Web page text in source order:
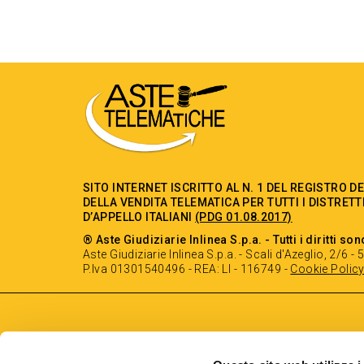
SITO INTERNET ISCRITTO AL N. 1 DEL REGISTRO
DELLA VENDITA TELEMATICA PER TUTTI I
D’APPELLO ITALIANI (PDG 01.08.2017)
® Aste Giudiziarie Inlinea S.p.a. - Tutti i diritti
Aste Giudiziarie Inlinea S.p.a. - Scali d'Azeglio, 2/6 -
P.Iva 01301540496 - REA: LI - 116749 - Cookie Policy